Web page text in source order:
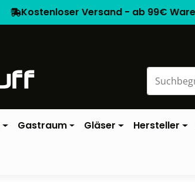
Kostenloser Versand - ab 99€
Gastraum Gläser Hersteller